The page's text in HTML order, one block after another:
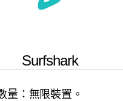
Surfshark
量：無限裝置。